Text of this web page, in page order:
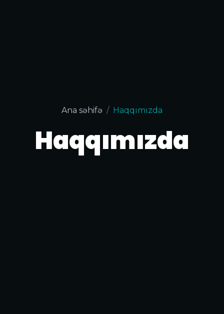
Ana səhifə Haqqımızda
Haqqımızda